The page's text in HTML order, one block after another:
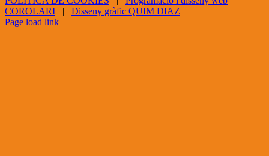
COROLARI | Disseny gràfic QUIM DIAZ
Facebook
X
YouTube
Page load link